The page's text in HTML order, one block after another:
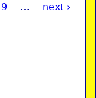
9 …
next ›